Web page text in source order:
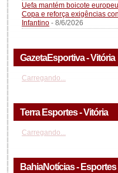
Uefa mantém boicote
Copa e reforça exigências
Infantino - 8/6/2026
GazetaEsportiva - Vitória
Carregando...
Terra Esportes - Vitória
Carregando...
BahiaNotícias - Esportes